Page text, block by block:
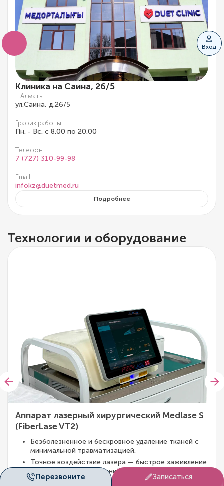
Вход
Перезвоните Записаться
Клиника на Саина, 26/5
г. Алматы
ул.Саина, д.26/5
График работы
Пн. - Вс. с 8.00 по 20.00
Телефон
7 (727) 310-99-98
Email
infokz@duetmed.ru
Подробнее
Технологии и оборудование
Аппарат лазерный хирургический Medlase S
(FiberLase VT2)
Безболезненное и бескровное удаление тканей с
минимальной травматизацией.
Точное воздействие лазера — быстрое заживление
и низкий риск осложнений.
Позволяет проводить щадящие малоинвазивные